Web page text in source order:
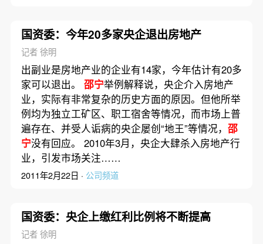
国资委：今年20多家央企退出房地产
记者 徐明
出副业是房地产业的企业有14家，今年估计有20多
家可以退出。 邵宁举例解释说，央企介入房地产
业，实际有非常复杂的历史方面的原因。但他所举
例均为独立工矿区、职工宿舍等情况，而市场上普
遍存在、并受人诟病的央企屡创“地王”等情况， 邵
宁没有回应。 2010年3月，央企大肆杀入房地产行
业，引发市场关注……
2011年2月22日 · 公司频道
国资委：央企上缴红利比例将不断提高
记者 徐明